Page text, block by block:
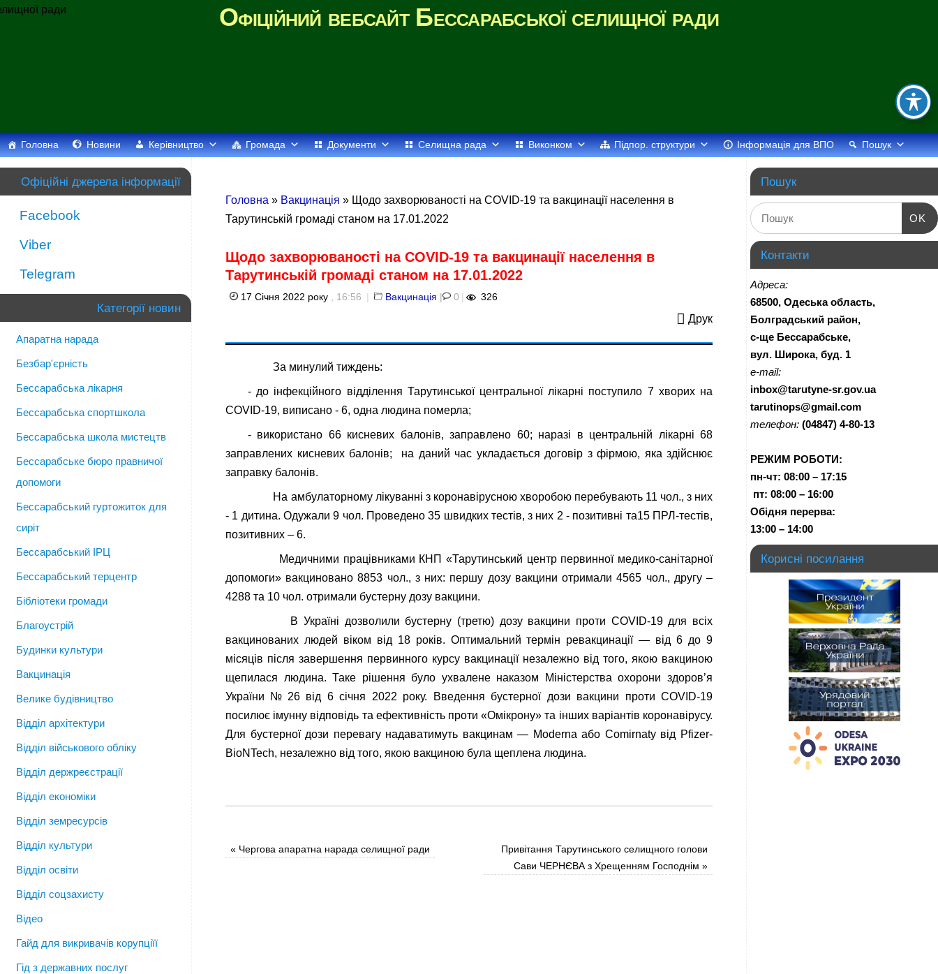
Офіційний вебсайт Бессарабської селищної ради
Головна Новини Керівництво Громада Документи Селищна рада Виконком Підпор. структури Інформація для ВПО Пошук
Головна » Вакцинація » Щодо захворюваності на COVID-19 та вакцинації населення в
Тарутинській громаді станом на 17.01.2022
Щодо захворюваності на COVID-19 та вакцинації населення в
Тарутинській громаді станом на 17.01.2022
17 Січня 2022 року , 16:56 | Вакцинація | 0 | 326
Друк
За минулий тиждень:
- до інфекційного відділення Тарутинської центральної лікарні поступило 7 хворих на
COVID-19, виписано - 6, одна людина померла;
- використано 66 кисневих балонів, заправлено 60; наразі в центральній лікарні 68
заправлених кисневих балонів; на даний час укладається договір з фірмою, яка здійснює
заправку балонів.
На амбулаторному лікуванні з коронавірусною хворобою перебувають 11 чол., з них
- 1 дитина. Одужали 9 чол. Проведено 35 швидких тестів, з них 2 - позитивні та15 ПРЛ-тестів,
позитивних – 6.
Медичними працівниками КНП «Тарутинський центр первинної медико-санітарної
допомоги» вакциновано 8853 чол., з них: першу дозу вакцини отримали 4565 чол., другу –
4288 та 10 чол. отримали бустерну дозу вакцини.
В Україні дозволили бустерну (третю) дозу вакцини проти COVID-19 для всіх
вакцинованих людей віком від 18 років. Оптимальний термін ревакцинації — від 6 до 9
місяців після завершення первинного курсу вакцинації незалежно від того, якою вакциною
щепилася людина. Таке рішення було ухвалене наказом Міністерства охорони здоров’я
України № 26 від 6 січня 2022 року. Введення бустерної дози вакцини проти COVID-19
посилює імунну відповідь та ефективність проти «Омікрону» та інших варіантів коронавірусу.
Для бустерної дози перевагу надаватимуть вакцинам — Moderna або Comirnaty від Pfizer-
BioNTech, незалежно від того, якою вакциною була щеплена людина.
« Чергова апаратна нарада селищної ради
Привітання Тарутинського селищного голови
Сави ЧЕРНЄВА з Хрещенням Господнім»
Офіційні джерела інформації
Facebook
Viber
Telegram
Категорії новин
Апаратна нарада
Безбар'єрність
Бессарабська лікарня
Бессарабська спортшкола
Бессарабська школа мистецтв
Бессарабське бюро правничої
допомоги
Бессарабський гуртожиток для
сиріт
Бессарабський ІРЦ
Бессарабський терцентр
Бібліотеки громади
Благоустрій
Будинки культури
Вакцинація
Велике будівництво
Відділ архітектури
Відділ військового обліку
Відділ держреєстрації
Відділ економіки
Відділ земресурсів
Відділ культури
Відділ освіти
Відділ соцзахисту
Відео
Гайд для викривачів корупціїї
Гід з державних послуг
Пошук
OK
Контакти
Адреса:
68500, Одеська область,
Болградський район,
с-ще Бессарабське,
вул. Широка, буд. 1
e-mail:
inbox@tarutyne-sr.gov.ua
tarutinops@gmail.com
телефон: (04847) 4-80-13
РЕЖИМ РОБОТИ:
пн-чт: 08:00 – 17:15
пт: 08:00 – 16:00
Обідня перерва:
13:00 – 14:00
Корисні посилання